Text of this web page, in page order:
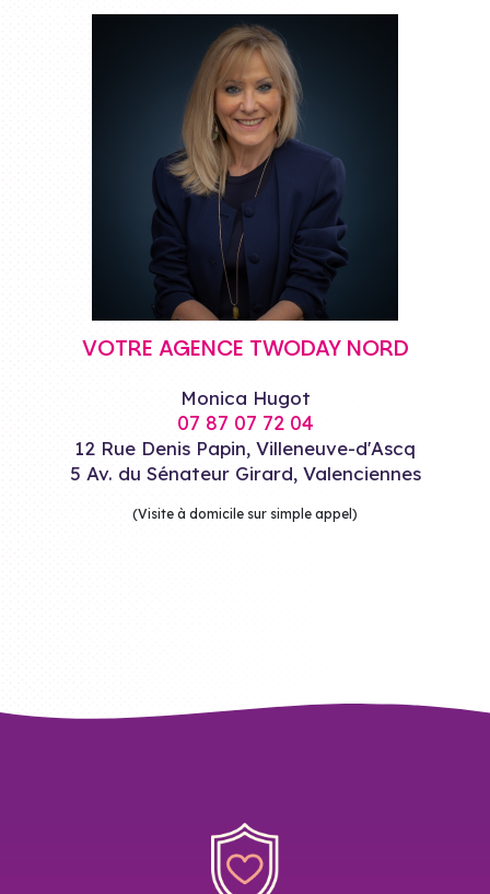
VOTRE AGENCE TWODAY NORD
Monica Hugot
07 87 07 72 04
12 Rue Denis Papin, Villeneuve-d'Ascq
5 Av. du Sénateur Girard, Valenciennes
(Visite à domicile sur simple appel)